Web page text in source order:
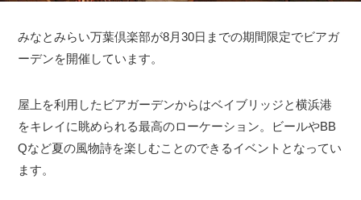
みなとみらい万葉倶楽部が8月30日までの期間限定でビアガ
ーデンを開催しています。
屋上を利用したビアガーデンからはベイブリッジと横浜港
をキレイに眺められる最高のローケーション。ビールやBB
Qなど夏の風物詩を楽しむことのできるイベントとなってい
ます。